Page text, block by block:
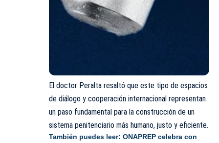
El doctor Peralta resaltó que este tipo de espacios
de diálogo y cooperación internacional representan
un paso fundamental para la construcción de un
sistema penitenciario más humano, justo y eficiente.
También puedes leer: ONAPREP celebra con